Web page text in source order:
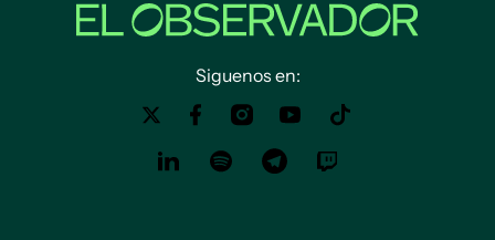
Siguenos en: